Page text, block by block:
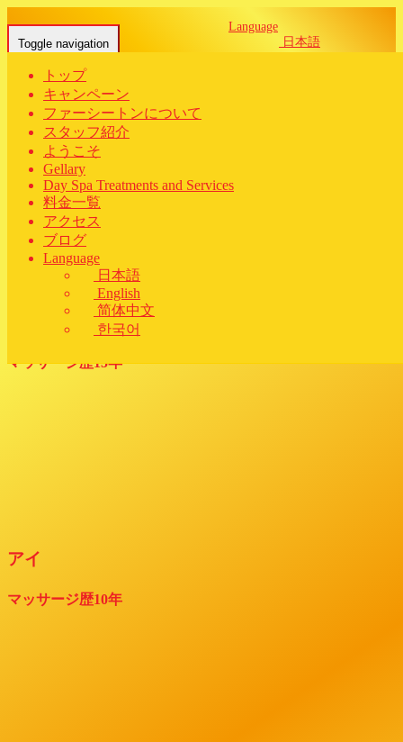
Language
日本語
Toggle navigation
トップ
キャンペーン
ファーシートンについて
スタッフ紹介
ようこそ
Gellary
Day Spa Treatments and Services
料金一覧
アクセス
ブログ
Language
日本語
English
简体中文
한국어
Home -Mee…
スタッフ紹介
マッサージ歴15年
アイ
マッサージ歴10年